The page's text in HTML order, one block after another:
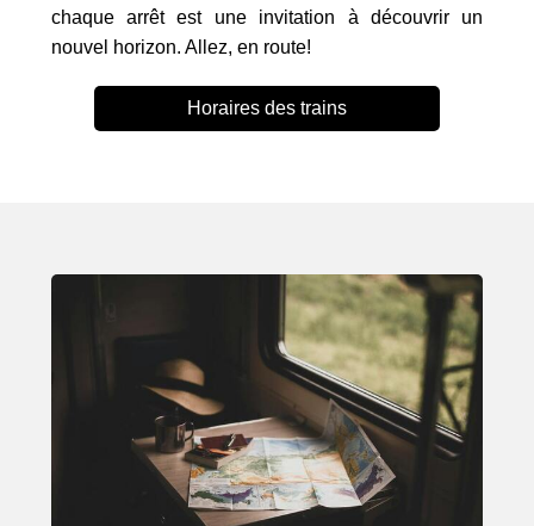
chaque arrêt est une invitation à découvrir un
nouvel horizon. Allez, en route!
Horaires des trains